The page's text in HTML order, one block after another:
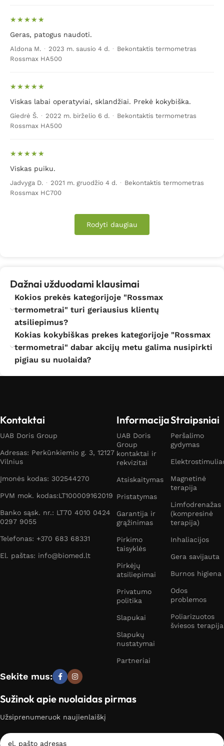
Geras, patogus naudoti.
Aldona M. · 2023 m. sausio 4 d. · Bekontaktis termometras
Rossmax HA500
Viskas labai operatyviai, sklandžiai. Prekė kokybiška.
Giedrė Š. · 2022 m. birželio 6 d. · Bekontaktis termometras
Rossmax HA500
Viskas puiku.
Jadvyga D. · 2021 m. gruodžio 4 d. · Bekontaktis termometras
Rossmax HC700
Rodyti daugiau
Dažnai užduodami klausimai
Kokios prekės kategorijoje "Rossmax
termometrai" turi geriausius klientų
atsiliepimus?
Kokias kokybiškas prekes kategorijoje "Rossmax
termometrai" dabar akcijų metu galima nusipirkti
pigiau su nuolaida?
Kontaktai
UAB Doris Group
Adresas: Perkūnkiemio g. 3, 12127
Vilnius
Įmonės kodas: 302544270
PVM mok. kodas:LT100009162019
Banko sąsk. nr.: LT70 4010 0424
0297 9055
Telefonas: +370 683 68331
El. paštas: info@biomed.lt
Informacija
UAB Doris
Group
kontaktai ir
rekvizitai
Atsiskaitymas
Pristatymas
Garantija ir
grąžinimas
Pirkimo
taisyklės
Pirkėjų
atsiliepimai
Privatumo
politika
Slapukai
Slapukų
nustatymai
Partneriai
Straipsniai
Peršalimo
gydymas
Magnetinė
terapija
Limfodrenažas
(kompresinė
terapija)
Inhaliacijos
Gera savijauta
Burnos higiena
Odos
problemos
Poliarizuotos
šviesos terapija
Sekite mus:
Sužinok apie nuolaidas pirmas
Užsiprenumeruok naujienlaiškį